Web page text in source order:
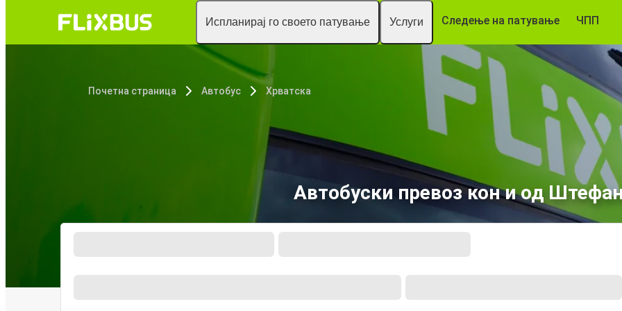
Испланирај го своето патување Услуги Следење на патување ЧПП
Почетна страница Автобус Хрватска
Автобуски превоз кон и од